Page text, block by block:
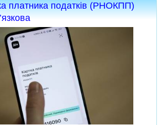
платника податків (РНОКПП)